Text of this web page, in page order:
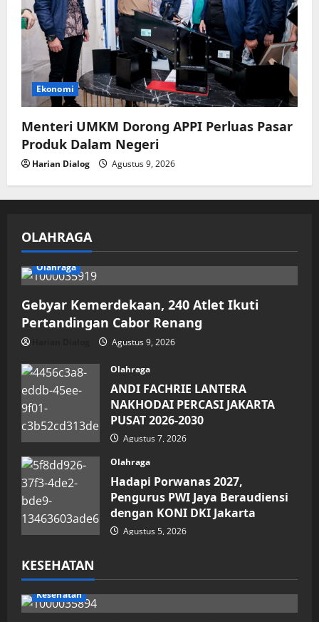
Ekonomi
Menteri UMKM Dorong APPI Perluas Pasar
Produk Dalam Negeri
Harian Dialog Agustus 9, 2026
OLAHRAGA
Olahraga
Gebyar Kemerdekaan, 240 Atlet Ikuti
Pertandingan Cabor Renang
Agustus 9, 2026
Olahraga
ANDI FACHRIE LANTERA
NAKHODAI PERCASI JAKARTA
PUSAT 2026-2030
Agustus 7, 2026
Olahraga
Hadapi Porwanas 2027,
Pengurus PWI Jaya Beraudiensi
dengan KONI DKI Jakarta
Agustus 5, 2026
KESEHATAN
Kesehatan